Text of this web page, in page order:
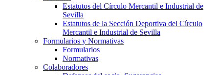
Estatutos del Círculo Mercantil e Industrial de
Sevilla
Estatutos de la Sección Deportiva del Círculo
Mercantil e Industrial de Sevilla
Formularios y Normativas
Formularios
Normativas
Colaboradores